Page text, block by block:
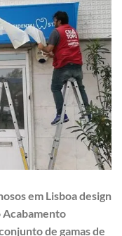
em Lisboa design
de gamas de